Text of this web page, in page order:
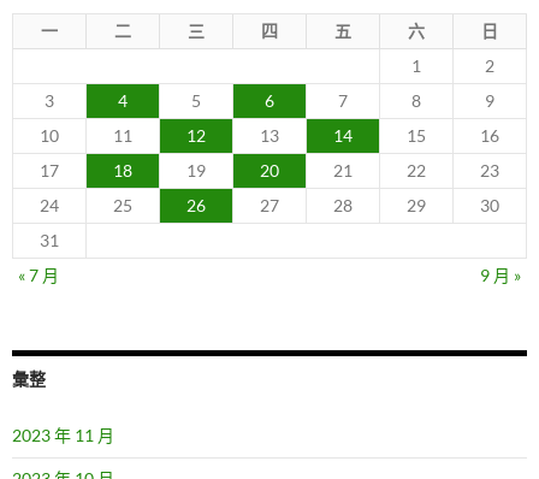
一 二 三 四 五 六
日
1
2
3
4 5 6 7 8
9
10
11 12 13 14 15
16
17
18 19 20 21 22
23
24
25 26 27 28 29
30
31
« 7 月
9 月 »
彙整
2023 年 11 月